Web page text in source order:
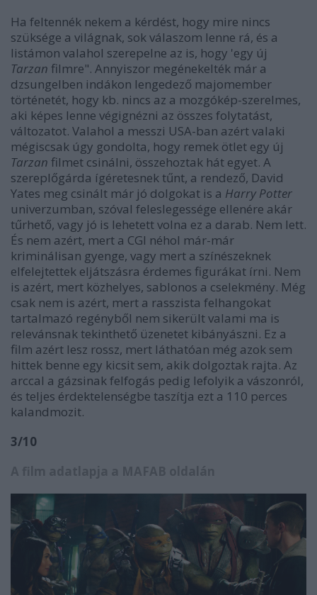
Ha feltennék nekem a kérdést, hogy mire nincs
szüksége a világnak, sok válaszom lenne rá, és a
listámon valahol szerepelne az is, hogy 'egy új
Tarzan filmre". Annyiszor megénekelték már a
dzsungelben indákon lengedező majomember
történetét, hogy kb. nincs az a mozgókép-szerelmes,
aki képes lenne végignézni az összes folytatást,
változatot. Valahol a messzi USA-ban azért valaki
mégiscsak úgy gondolta, hogy remek ötlet egy új
Tarzan filmet csinálni, összehoztak hát egyet. A
szereplőgárda ígéretesnek tűnt, a rendező, David
Yates meg csinált már jó dolgokat is a Harry Potter
univerzumban, szóval feleslegessége ellenére akár
tűrhető, vagy jó is lehetett volna ez a darab. Nem lett.
És nem azért, mert a CGI néhol már-már
kriminálisan gyenge, vagy mert a színészeknek
elfelejtettek eljátszásra érdemes figurákat írni. Nem
is azért, mert közhelyes, sablonos a cselekmény. Még
csak nem is azért, mert a rasszista felhangokat
tartalmazó regényből nem sikerült valami ma is
relevánsnak tekinthető üzenetet kibányászni. Ez a
film azért lesz rossz, mert láthatóan még azok sem
hittek benne egy kicsit sem, akik dolgoztak rajta. Az
arccal a gázsinak felfogás pedig lefolyik a vászonról,
és teljes érdektelenségbe taszítja ezt a 110 perces
kalandmozit.
3/10